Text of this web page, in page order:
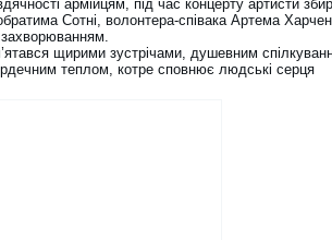
армійцям, під час концерту артисти
Сотні, волонтера-співака Артема
захворюванням.
щирими зустрічами, душевним
теплом, котре сповнює людські серця